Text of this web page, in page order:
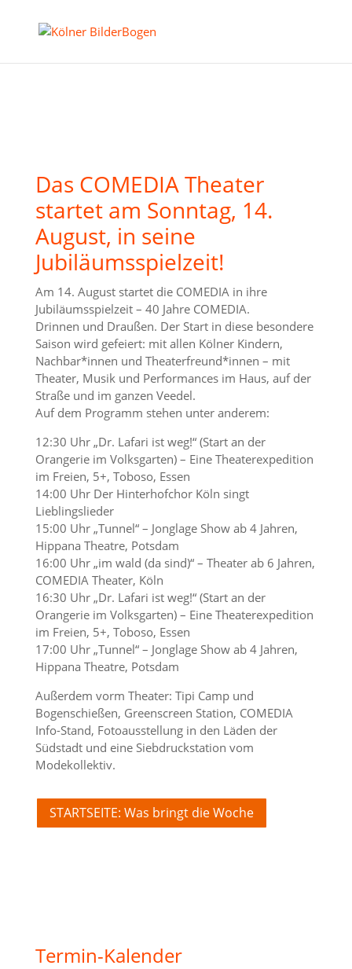
Das COMEDIA Theater
startet am Sonntag, 14.
August, in seine
Jubiläumsspielzeit!
Am 14. August startet die COMEDIA in ihre
Jubiläumsspielzeit – 40 Jahre COMEDIA.
Drinnen und Draußen. Der Start in diese besondere
Saison wird gefeiert: mit allen Kölner Kindern,
Nachbar*innen und Theaterfreund*innen – mit
Theater, Musik und Performances im Haus, auf der
Straße und im ganzen Veedel.
Auf dem Programm stehen unter anderem:
12:30 Uhr „Dr. Lafari ist weg!“ (Start an der
Orangerie im Volksgarten) – Eine Theaterexpedition
im Freien, 5+, Toboso, Essen
14:00 Uhr Der Hinterhofchor Köln singt
Lieblingslieder
15:00 Uhr „Tunnel“ – Jonglage Show ab 4 Jahren,
Hippana Theatre, Potsdam
16:00 Uhr „im wald (da sind)“ – Theater ab 6 Jahren,
COMEDIA Theater, Köln
16:30 Uhr „Dr. Lafari ist weg!“ (Start an der
Orangerie im Volksgarten) – Eine Theaterexpedition
im Freien, 5+, Toboso, Essen
17:00 Uhr „Tunnel“ – Jonglage Show ab 4 Jahren,
Hippana Theatre, Potsdam
Außerdem vorm Theater: Tipi Camp und
Bogenschießen, Greenscreen Station, COMEDIA
Info-Stand, Fotoausstellung in den Läden der
Südstadt und eine Siebdruckstation vom
Modekollektiv.
STARTSEITE: Was bringt die Woche
Termin-Kalender